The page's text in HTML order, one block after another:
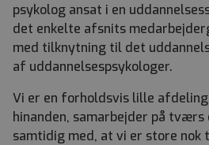
psykolog ansat i en
det enkelte afsnits
med tilknytning til det
af uddannelsespsykologer.
Vi er en forholdsvis lille
hinanden, samarbejder på tværs
samtidig med, at vi er store nok